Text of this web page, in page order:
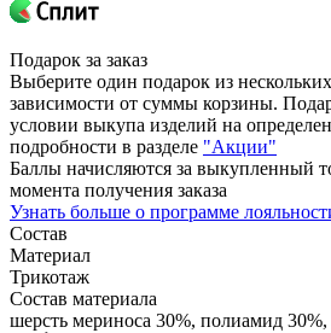
Подарок за заказ
Выберите один подарок из
зависимости от суммы корзины.
условии выкупа изделий на
подробности в разделе "Акции"
Баллы начисляются за выкупленный
момента получения заказа
Узнать больше о программе
Состав
Материал
Трикотаж
Состав материала
шерсть мериноса 30%, полиамид 30%,